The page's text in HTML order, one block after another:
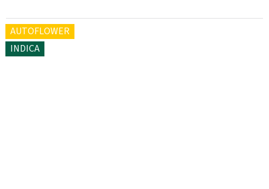
AUTOFLOWER
INDICA